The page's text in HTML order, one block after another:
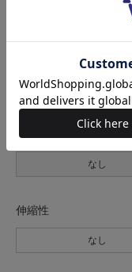
なし
透け感
なし
伸縮性
なし